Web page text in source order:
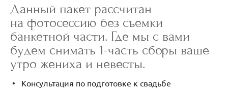
Данный пакет рассчитан
на фотосессию без съемки
банкетной части. Где мы с вами
будем снимать 1-часть сборы ваше
утро жениха и невесты.
• Консультация по подготовке к свадьбе